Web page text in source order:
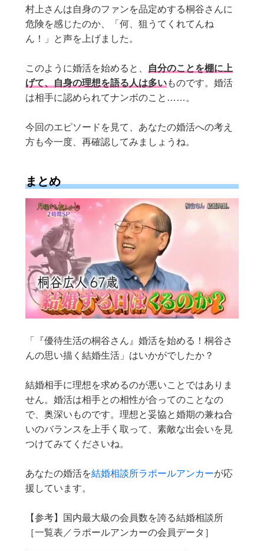
村上さんは自身のファンを品定めする桐谷さんに
危険を感じたのか、「何、狙うてくれてんね
ん！」と声を上げました。
このように婚活を始めると、
自分のことを棚に上
げて、自身の理想を語る人は多いものです。婚活
は相手に認められてナンボのこと……。
今回のエピソードを見て、あなたの婚活への考え
方も今一度、再確認してみましょうね。
まとめ
「『優待生活の桐谷さん』婚活を始める！桐谷さ
んの思い描く結婚生活」はいかがでしたか？
結婚相手に理想を求めるのが悪いことではありま
せん。婚活は相手との相性が合ってのことなの
で、奥深いものです。理想と妥協と婚期の兼ね合
いのバランスを上手く取って、素敵な出会いを見
つけてみてくださいね。
あなたの婚活を結婚相談所ラポールアンカーが応
援しています。
【参考】国内最大級の会員数を誇る結婚相談所
［一覧表／ラポールアンカーの会員データ］